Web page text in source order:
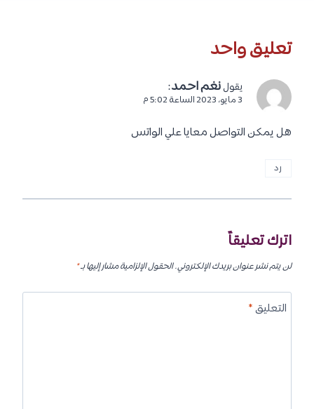
تعليق واحد
يقول نغم احمد:
3 مايو، 2023 الساعة 5:02 م
هل يمكن التواصل معايا علي الواتس
رد
اترك تعليقاً
لن يتم نشر عنوان بريدك الإلكتروني.الحقول الإلزامية مشار إليها بـ*
التعليق*